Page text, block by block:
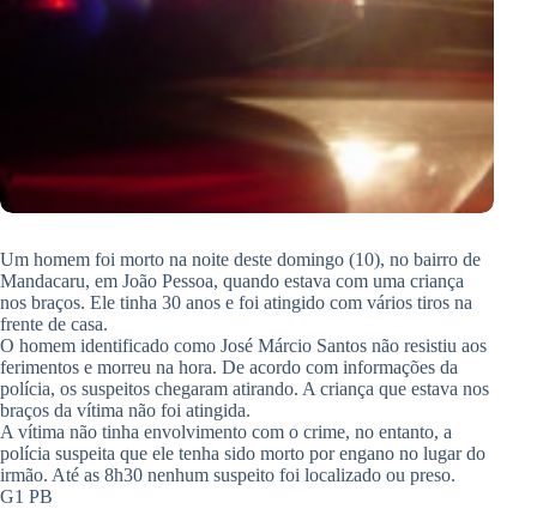
Um homem foi morto na noite deste domingo (10), no bairro de
Mandacaru, em João Pessoa, quando estava com uma criança
nos braços. Ele tinha 30 anos e foi atingido com vários tiros na
frente de casa.
O homem identificado como José Márcio Santos não resistiu aos
ferimentos e morreu na hora. De acordo com informações da
polícia, os suspeitos chegaram atirando. A criança que estava nos
braços da vítima não foi atingida.
A vítima não tinha envolvimento com o crime, no entanto, a
polícia suspeita que ele tenha sido morto por engano no lugar do
irmão. Até as 8h30 nenhum suspeito foi localizado ou preso.
G1 PB